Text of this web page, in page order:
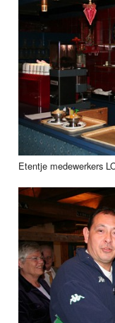
Etentje medewerkers